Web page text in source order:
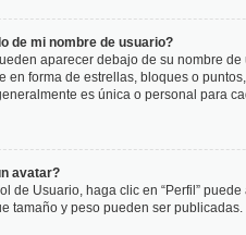
de mi nombre de usuario?
aparecer debajo de su nombre
en forma de estrellas, bloques o
es única o personal para
avatar?
de Usuario, haga clic en “Perfil”
tamaño y peso pueden ser